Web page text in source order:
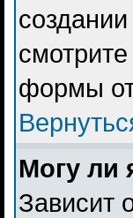
формы
Могу ли
Зависит